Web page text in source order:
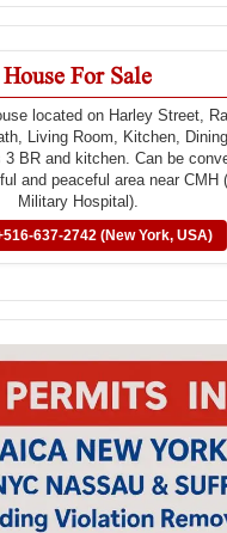
House For Sale
located on Harley Street,
Living Room, Kitchen,
3 BR and kitchen. Can be
and peaceful area near CMH
Military Hospital).
637-2742 (New York, USA)